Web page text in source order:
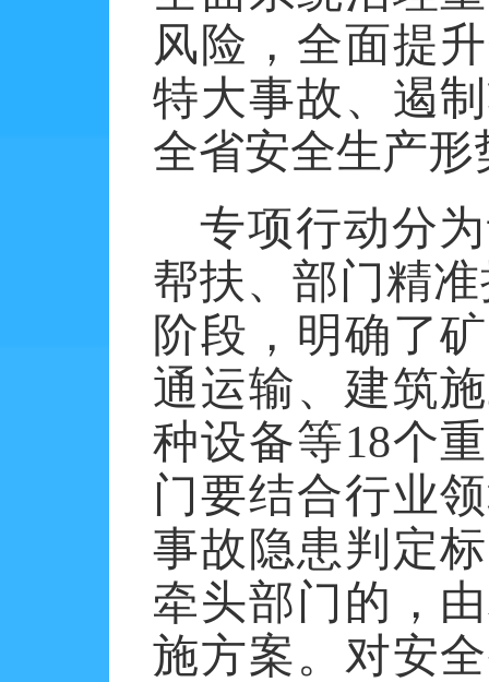
风险，全面提
特大事故、遏
全省安全生产
专项行动分
帮扶、部门精
阶段，明确了
通运输、建筑
种设备等18个
门要结合行业
事故隐患判定
牵头部门的，
施方案。对安